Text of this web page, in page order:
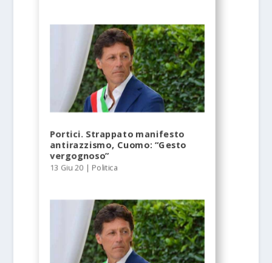
Portici. Strappato manifesto
antirazzismo, Cuomo: “Gesto
vergognoso”
13 Giu 20 | Politica